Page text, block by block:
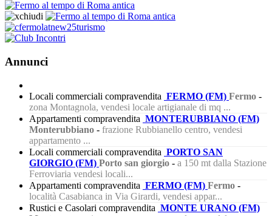
Annunci
Locali commerciali compravendita FERMO (FM) Fermo -
zona Montagnola, vendesi locale artigianale di mq ...
Appartamenti compravendita MONTERUBBIANO (FM)
Monterubbiano - frazione Rubbianello centro, vendesi
appartamento ...
Locali commerciali compravendita PORTO SAN
GIORGIO (FM) Porto san giorgio - a 150 mt dalla Stazione
Ferroviaria vendesi locali...
Appartamenti compravendita FERMO (FM) Fermo -
località Casabianca in Via Girardi, vendesi appar...
Rustici e Casolari compravendita MONTE URANO (FM)